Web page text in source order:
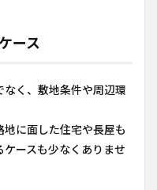
ース
く、敷地条件や周辺環
に面した住宅や長屋も
ースも少なくありませ